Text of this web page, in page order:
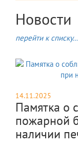
Новости
перейти к списку...
14.11.2025
Памятка о
пожарной
наличии